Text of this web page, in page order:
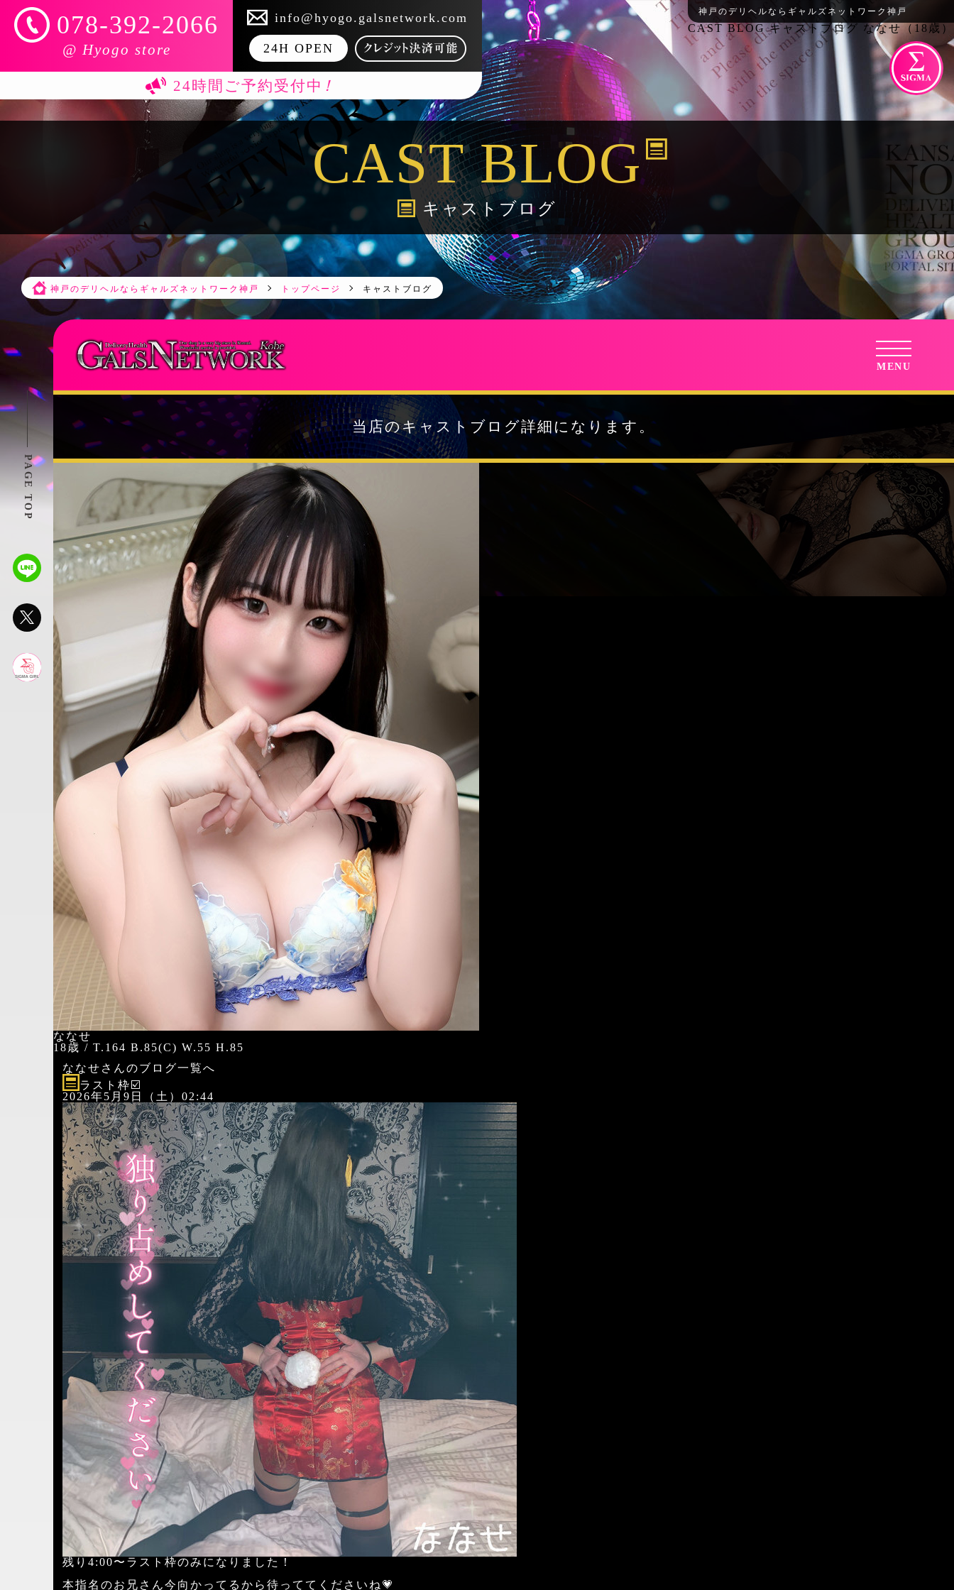
078-392-2066
@ Hyogo store
info@hyogo.galsnetwork.com
24H OPEN
24時間ご予約受付中！
神戸のデリヘルならギャルズネットワーク神戸
CAST BLOG キャストブログ ななせ（18歳）
CAST BLOG
キャストブログ
神戸のデリヘルならギャルズネットワーク神戸 トップページ キャストブログ
PAGE TOP
MENU
当店のキャストブログ詳細になります。
ななせ
18歳 / T.164 B.85(C) W.55 H.85
ななせさんのブログ一覧へ
ラスト枠☑️
2026年5月9日（土）02:44
残り4:00〜ラスト枠のみになりました！
本指名のお兄さん今向かってるから待っててくださいね💗